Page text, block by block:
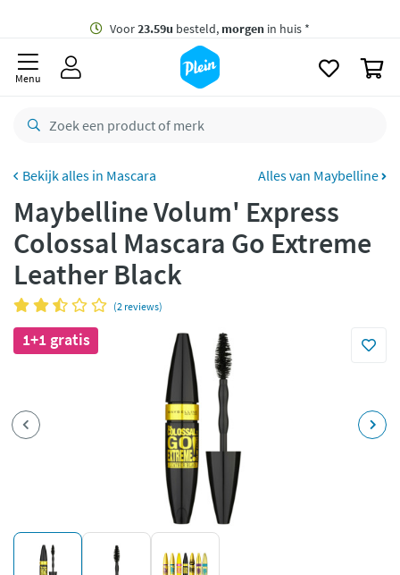
besteld,
retourneren
bezorgd
Betaal met Klarna
Menu
Mascara Alles van Maybelline
Maybelline Volum' Express
Colossal Mascara Go Extreme
Leather Black
(2 reviews)
1+1 gratis